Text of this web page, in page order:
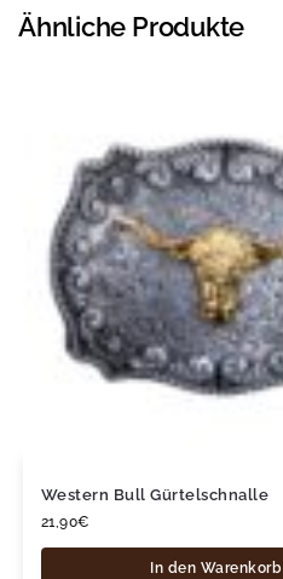
Ähnliche Produkte
Western Bull Gürtelschnalle
21,90€
In den Warenkorb